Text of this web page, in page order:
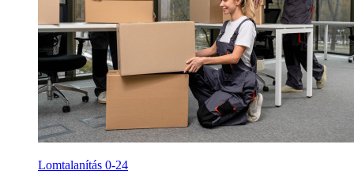
Lomtalanítás 0-24